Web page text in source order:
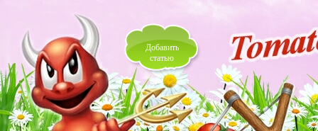
Добавить
статью